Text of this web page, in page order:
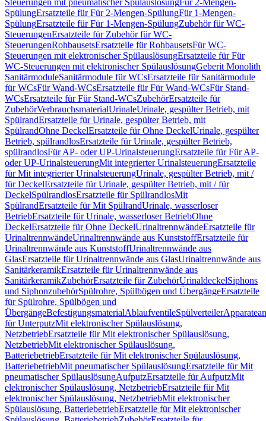
Steuerungen mit pneumatischer SpülauslösungFür 2-Mengen-
SpülungErsatzteile für Für 2-Mengen-SpülungFür 1-Mengen-
SpülungErsatzteile für Für 1-Mengen-SpülungZubehör für WC-
SteuerungenErsatzteile für Zubehör für WC-
SteuerungenRohbausetsErsatzteile für RohbausetsFür WC-
Steuerungen mit elektronischer SpülauslösungErsatzteile für Für
WC-Steuerungen mit elektronischer SpülauslösungGeberit Monolith
SanitärmoduleSanitärmodule für WCsErsatzteile für Sanitärmodule
für WCsFür Wand-WCsErsatzteile für Für Wand-WCsFür Stand-
WCsErsatzteile für Für Stand-WCsZubehörErsatzteile für
ZubehörVerbrauchsmaterialUrinaleUrinale, gespülter Betrieb, mit
SpülrandErsatzteile für Urinale, gespülter Betrieb, mit
SpülrandOhne DeckelErsatzteile für Ohne DeckelUrinale, gespülter
Betrieb, spülrandlosErsatzteile für Urinale, gespülter Betrieb,
spülrandlosFür AP- oder UP-UrinalsteuerungErsatzteile für Für AP-
oder UP-UrinalsteuerungMit integrierter UrinalsteuerungErsatzteile
für Mit integrierter UrinalsteuerungUrinale, gespülter Betrieb, mit /
für DeckelErsatzteile für Urinale, gespülter Betrieb, mit / für
DeckelSpülrandlosErsatzteile für SpülrandlosMit
SpülrandErsatzteile für Mit SpülrandUrinale, wasserloser
BetriebErsatzteile für Urinale, wasserloser BetriebOhne
DeckelErsatzteile für Ohne DeckelUrinaltrennwändeErsatzteile für
UrinaltrennwändeUrinaltrennwände aus KunststoffErsatzteile für
Urinaltrennwände aus KunststoffUrinaltrennwände aus
GlasErsatzteile für Urinaltrennwände aus GlasUrinaltrennwände aus
SanitärkeramikErsatzteile für Urinaltrennwände aus
SanitärkeramikZubehörErsatzteile für ZubehörUrinaldeckelSiphons
und SiphonzubehörSpülrohre, Spülbögen und ÜbergängeErsatzteile
für Spülrohre, Spülbögen und
ÜbergängeBefestigungsmaterialAblaufventileSpülverteiler
für UnterputzMit elektronischer Spülauslösung,
NetzbetriebErsatzteile für Mit elektronischer Spülauslösung,
NetzbetriebMit elektronischer Spülauslösung,
BatteriebetriebErsatzteile für Mit elektronischer Spülauslösung,
BatteriebetriebMit pneumatischer SpülauslösungErsatzteile für Mit
pneumatischer SpülauslösungAufputzErsatzteile für AufputzMit
elektronischer Spülauslösung, NetzbetriebErsatzteile für Mit
elektronischer Spülauslösung, NetzbetriebMit elektronischer
Spülauslösung, BatteriebetriebErsatzteile für Mit elektronischer